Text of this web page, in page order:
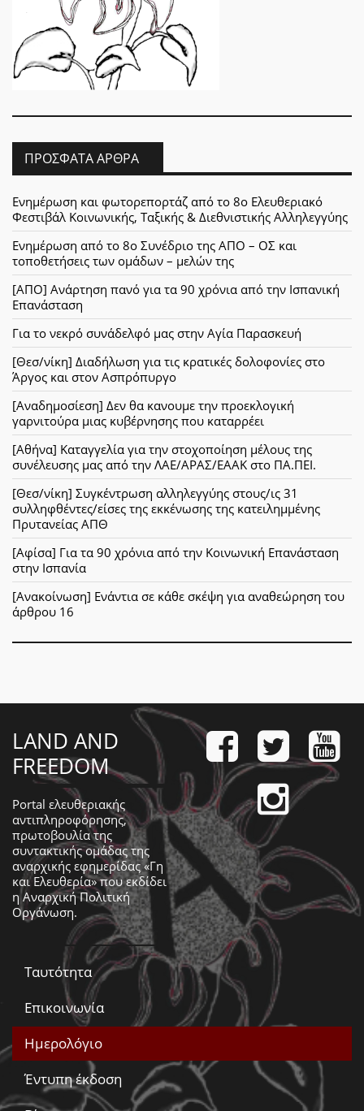
ΠΡΌΣΦΑΤΑ ΆΡΘΡΑ
Ενημέρωση και φωτορεπορτάζ από το 8ο Ελευθεριακό
Φεστιβάλ Κοινωνικής, Ταξικής & Διεθνιστικής Αλληλεγγύης
Ενημέρωση από το 8ο Συνέδριο της ΑΠΟ – ΟΣ και
τοποθετήσεις των ομάδων – μελών της
[ΑΠΟ] Ανάρτηση πανό για τα 90 χρόνια από την Ισπανική
Επανάσταση
Για το νεκρό συνάδελφό μας στην Αγία Παρασκευή
[Θεσ/νίκη] Διαδήλωση για τις κρατικές δολοφονίες στο
Άργος και στον Ασπρόπυργο
[Αναδημοσίεση] Δεν θα κανουμε την προεκλογική
γαρνιτούρα μιας κυβέρνησης που καταρρέει
[Αθήνα] Καταγγελία για την στοχοποίηση μέλους της
συνέλευσης μας από την ΛΑΕ/ΑΡΑΣ/ΕΑΑΚ στο ΠΑ.ΠΕΙ.
[Θεσ/νίκη] Συγκέντρωση αλληλεγγύης στους/ις 31
συλληφθέντες/είσες της εκκένωσης της κατειλημμένης
Πρυτανείας ΑΠΘ
[Αφίσα] Για τα 90 χρόνια από την Κοινωνική Επανάσταση
στην Ισπανία
[Ανακοίνωση] Ενάντια σε κάθε σκέψη για αναθεώρηση του
άρθρου 16
LAND AND
FREEDOM
Portal ελευθεριακής
αντιπληροφόρησης,
πρωτοβουλία της
συντακτικής ομάδας της
αναρχικής εφημερίδας «Γη
και Ελευθερία» που εκδίδει
ηΑναρχική Πολιτική
Οργάνωση.
Ταυτότητα
Επικοινωνία
Ημερολόγιο
Έντυπη έκδοση